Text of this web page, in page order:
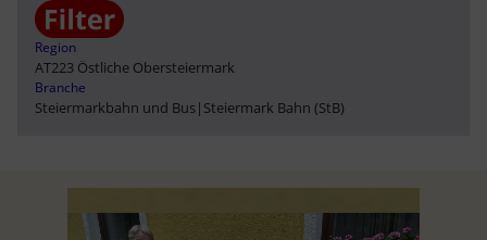
Region
AT223 Östliche Obersteiermark
Branche
Steiermarkbahn und Bus| Steiermark Bahn (StB)